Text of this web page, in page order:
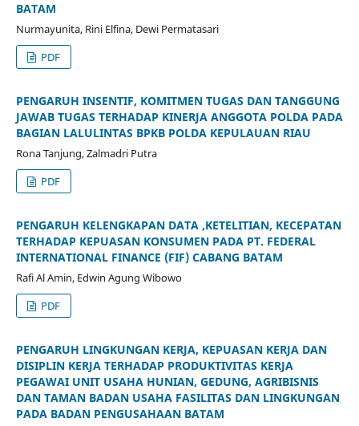
BATAM
Nurmayunita, Rini Elfina, Dewi Permatasari
PDF
PENGARUH INSENTIF, KOMITMEN TUGAS DAN TANGGUNG
JAWAB TUGAS TERHADAP KINERJA ANGGOTA POLDA PADA
BAGIAN LALULINTAS BPKB POLDA KEPULAUAN RIAU
Rona Tanjung, Zalmadri Putra
PDF
PENGARUH KELENGKAPAN DATA ,KETELITIAN, KECEPATAN
TERHADAP KEPUASAN KONSUMEN PADA PT. FEDERAL
INTERNATIONAL FINANCE (FIF) CABANG BATAM
Rafi Al Amin, Edwin Agung Wibowo
PDF
PENGARUH LINGKUNGAN KERJA, KEPUASAN KERJA DAN
DISIPLIN KERJA TERHADAP PRODUKTIVITAS KERJA
PEGAWAI UNIT USAHA HUNIAN, GEDUNG, AGRIBISNIS
DAN TAMAN BADAN USAHA FASILITAS DAN LINGKUNGAN
PADA BADAN PENGUSAHAAN BATAM